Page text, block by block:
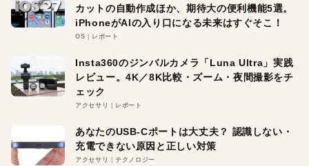
カットの自動作成ほか、期待大の便利機能5選。
iPhoneがAIの入り口になる未来はすぐそこ！
OS レポート
Insta360のジンバルカメラ「Luna Ultra」実践
レビュー。4K／8K比較・ズーム・夜間撮影をチ
ェック
アクセサリ レポート
あなたのUSB-Cポートは大丈夫？ 認識しない・
充電できない原因と正しい対策
アクセサリ テクノロジー